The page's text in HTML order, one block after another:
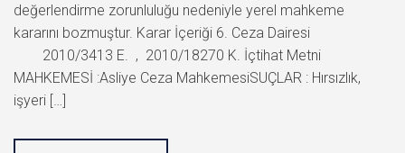
değerlendirme zorunluluğu nedeniyle yerel mahkeme
kararını bozmuştur. Karar İçeriği 6. Ceza Dairesi
2010/3413 E. , 2010/18270 K. İçtihat Metni
MAHKEMESİ :Asliye Ceza MahkemesiSUÇLAR : Hırsızlık,
işyeri […]